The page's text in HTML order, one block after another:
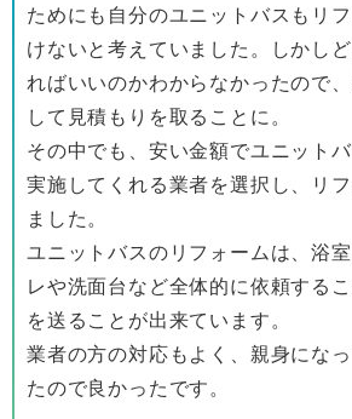
ためにも自分のユニットバスもリ
けないと考えていました。しかし
ればいいのかわからなかったので
して見積もりを取ることに。
その中でも、安い金額でユニット
実施してくれる業者を選択し、リ
ました。
ユニットバスのリフォームは、浴
レや洗面台など全体的に依頼する
を送ることが出来ています。
業者の方の対応もよく、親身にな
たので良かったです。